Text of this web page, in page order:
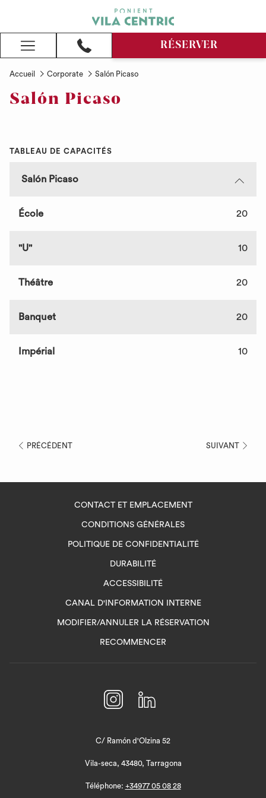
Hamburger
Menu
RÉSERVER
Accueil Corporate Salón Picaso
Salón Picaso
TABLEAU DE CAPACITÉS
Salón Picaso
École 20
"U" 10
Théâtre 20
Banquet 20
Impérial 10
PRÉCÉDENT SUIVANT
CONTACT ET EMPLACEMENT
CONDITIONS GÉNÉRALES
POLITIQUE DE CONFIDENTIALITÉ
DURABILITÉ
ACCESSIBILITÉ
CANAL D'INFORMATION INTERNEOUVRIR
DANS
MODIFIER/ANNULER LA RÉSERVATION
RECOMMENCER
C/ Ramón d'Olzina 52
Vila-seca, 43480, Tarragona
Téléphone: +34977 05 08 28